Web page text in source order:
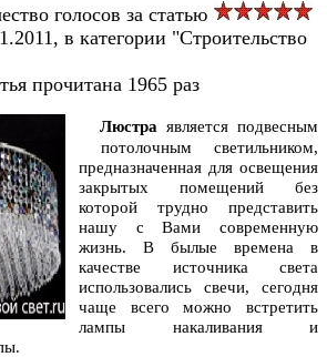
голосов за статью
в категории "Строительство
прочитана 1965 раз
Люстра является подвесным
потолочным светильником,
предназначенная для освещения
закрытых помещений без
которой трудно представить
нашу с Вами современную
жизнь. В былые времена в
качестве источника света
использовались свечи, сегодня
чаще всего можно встретить
лампы накаливания и